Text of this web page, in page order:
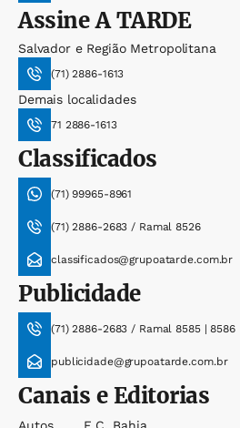
AssineA TARDE
Salvador e Região Metropolitana
(71) 2886-1613
Demais localidades
71 2886-1613
Classificados
(71) 99965-8961
(71) 2886-2683 / Ramal 8526
classificados@grupoatarde.com.br
Publicidade
(71) 2886-2683 / Ramal 8585 | 8586
publicidade@grupoatarde.com.br
Canais e Editorias